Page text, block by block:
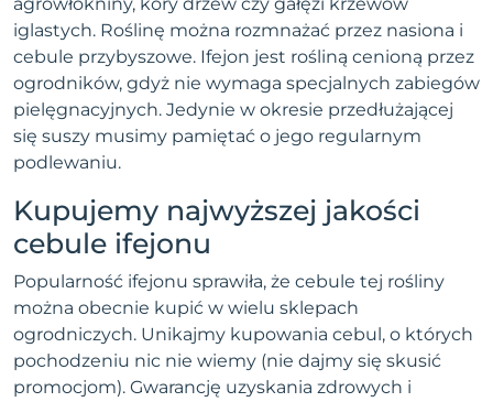
iglastych. Roślinę można rozmnażać przez nasiona i
cebule przybyszowe. Ifejon jest rośliną cenioną przez
ogrodników, gdyż nie wymaga specjalnych zabiegów
pielęgnacyjnych. Jedynie w okresie przedłużającej
się suszy musimy pamiętać o jego regularnym
podlewaniu.
Kupujemy najwyższej jakości
cebule ifejonu
Popularność ifejonu sprawiła, że cebule tej rośliny
można obecnie kupić w wielu sklepach
ogrodniczych. Unikajmy kupowania cebul, o których
pochodzeniu nic nie wiemy (nie dajmy się skusić
promocjom). Gwarancję uzyskania zdrowych i